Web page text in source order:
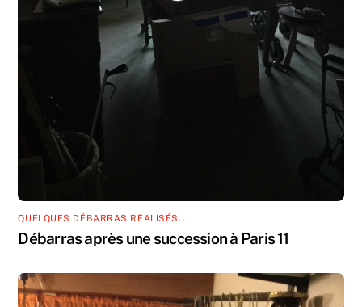
QUELQUES DÉBARRAS RÉALISÉS...
Débarras après une succession à Paris 11